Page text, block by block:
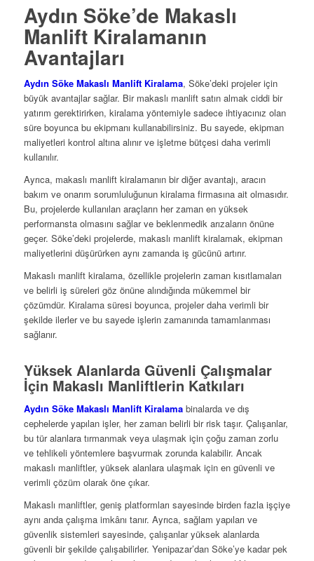
Aydın Söke’de Makaslı
Manlift Kiralamanın
Avantajları
Aydın Söke Makaslı Manlift Kiralama, Söke’deki projeler için
büyük avantajlar sağlar. Bir makaslı manlift satın almak ciddi bir
yatırım gerektirirken, kiralama yöntemiyle sadece ihtiyacınız olan
süre boyunca bu ekipmanı kullanabilirsiniz. Bu sayede, ekipman
maliyetleri kontrol altına alınır ve işletme bütçesi daha verimli
kullanılır.
Ayrıca, makaslı manlift kiralamanın bir diğer avantajı, aracın
bakım ve onarım sorumluluğunun kiralama firmasına ait olmasıdır.
Bu, projelerde kullanılan araçların her zaman en yüksek
performansta olmasını sağlar ve beklenmedik arızaların önüne
geçer. Söke’deki projelerde, makaslı manlift kiralamak, ekipman
maliyetlerini düşürürken aynı zamanda iş gücünü artırır.
Makaslı manlift kiralama, özellikle projelerin zaman kısıtlamaları
ve belirli iş süreleri göz önüne alındığında mükemmel bir
çözümdür. Kiralama süresi boyunca, projeler daha verimli bir
şekilde ilerler ve bu sayede işlerin zamanında tamamlanması
sağlanır.
Yüksek Alanlarda Güvenli Çalışmalar
İçin Makaslı Manliftlerin Katkıları
Aydın Söke Makaslı Manlift Kiralamabinalarda ve dış
cephelerde yapılan işler, her zaman belirli bir risk taşır. Çalışanlar,
bu tür alanlara tırmanmak veya ulaşmak için çoğu zaman zorlu
ve tehlikeli yöntemlere başvurmak zorunda kalabilir. Ancak
makaslı manliftler, yüksek alanlara ulaşmak için en güvenli ve
verimli çözüm olarak öne çıkar.
Makaslı manliftler, geniş platformları sayesinde birden fazla işçiye
aynı anda çalışma imkânı tanır. Ayrıca, sağlam yapıları ve
güvenlik sistemleri sayesinde, çalışanlar yüksek alanlarda
güvenli bir şekilde çalışabilirler. Yenipazar’dan Söke’ye kadar pek